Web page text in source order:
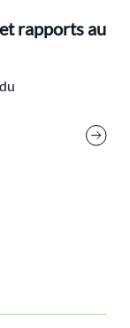
rapports au